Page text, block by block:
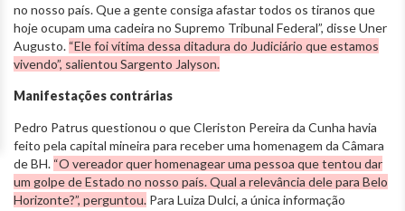
no nosso país. Que a gente consiga afastar todos os tiranos que
hoje ocupam uma cadeira no Supremo Tribunal Federal”, disse Uner
Augusto. “Ele foi vítima dessa ditadura do Judiciário que estamos
vivendo”, salientou Sargento Jalyson.
Manifestações contrárias
Pedro Patrus questionou o que Cleriston Pereira da Cunha havia
feito pela capital mineira para receber uma homenagem da Câmara
de BH. “O vereador quer homenagear uma pessoa que tentou dar
um golpe de Estado no nosso país. Qual a relevância dele para Belo
Horizonte?”, perguntou. Para Luiza Dulci, a única informação